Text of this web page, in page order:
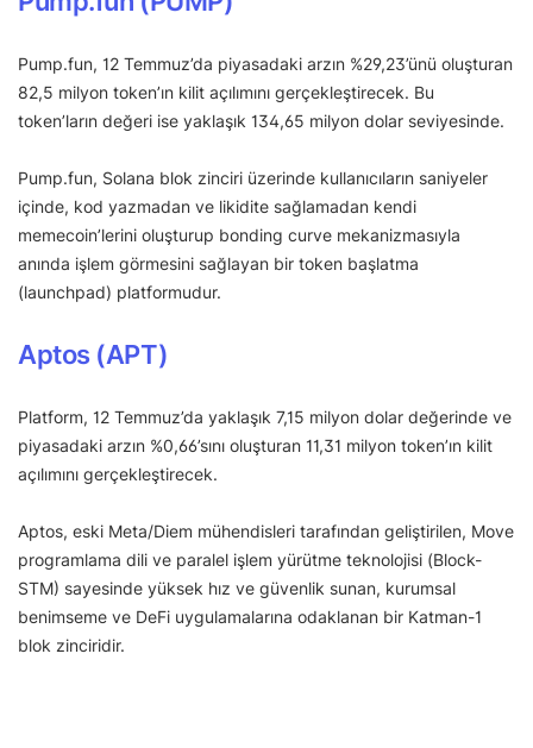
Pump.fun, 12 Temmuz’da piyasadaki arzın %29,23’ünü oluşturan
82,5 milyon token’ın kilit açılımını gerçekleştirecek. Bu
token’ların değeri ise yaklaşık 134,65 milyon dolar seviyesinde.
Pump.fun, Solana blok zinciri üzerinde kullanıcıların saniyeler
içinde, kod yazmadan ve likidite sağlamadan kendi
memecoin’lerini oluşturup bonding curve mekanizmasıyla
anında işlem görmesini sağlayan bir token başlatma
(launchpad) platformudur.
Aptos (APT)
Platform, 12 Temmuz’da yaklaşık 7,15 milyon dolar değerinde ve
piyasadaki arzın %0,66’sını oluşturan 11,31 milyon token’ın kilit
açılımını gerçekleştirecek.
Aptos, eski Meta/Diem mühendisleri tarafından geliştirilen, Move
programlama dili ve paralel işlem yürütme teknolojisi (Block-
STM) sayesinde yüksek hız ve güvenlik sunan, kurumsal
benimseme ve DeFi uygulamalarına odaklanan bir Katman-1
blok zinciridir.